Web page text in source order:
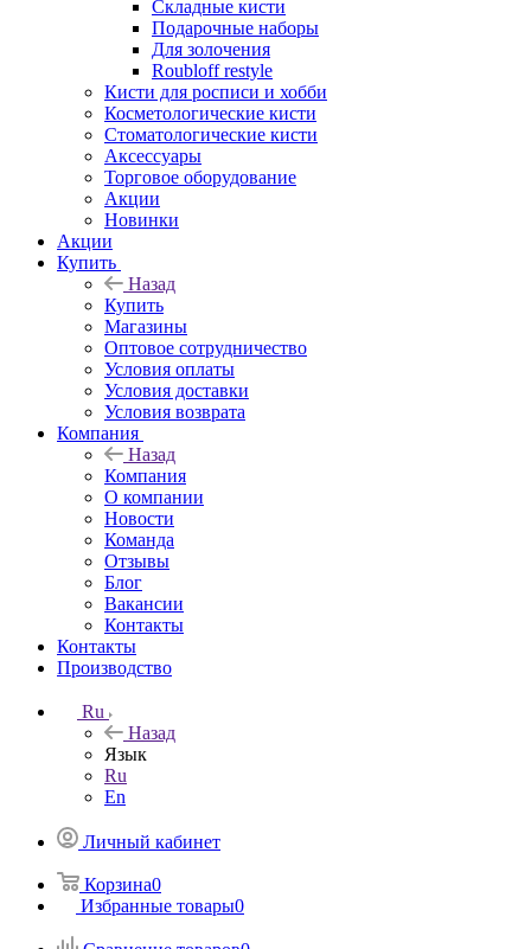
Складные кисти
Подарочные наборы
Для золочения
Roubloff restyle
Кисти для росписи и хобби
Косметологические кисти
Стоматологические кисти
Аксессуары
Торговое оборудование
Акции
Новинки
Акции
Купить
Назад
Купить
Магазины
Оптовое сотрудничество
Условия оплаты
Условия доставки
Условия возврата
Компания
Назад
Компания
О компании
Новости
Команда
Отзывы
Блог
Вакансии
Контакты
Контакты
Производство
Ru
Назад
Язык
Ru
En
Личный кабинет
Корзина0
Избранные товары0